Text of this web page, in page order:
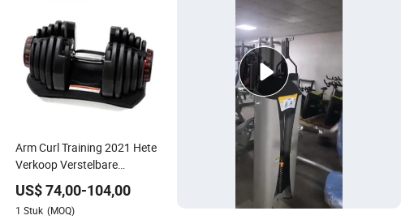
Arm Curl Training 2021 Hete
Verkoop Verstelbare
Dumbbell Set Commerciële
Fitnessapparatuur
Thuisgebruik
US$74,00-104,00
1 Stuk (MOQ)